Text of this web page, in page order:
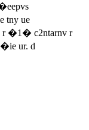
tny ue
r �1� c2ntarnv r
ur. d